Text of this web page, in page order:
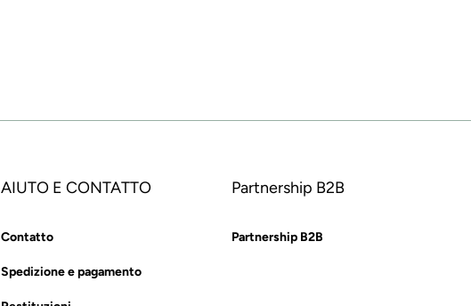
AIUTO E CONTATTO
Contatto
Spedizione e pagamento
Partnership B2B
Partnership B2B